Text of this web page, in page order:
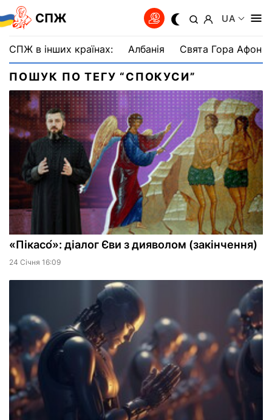
СПЖ UA
СПЖ в інших країнах: Албанія Свята Гора Афон
ПОШУК ПО ТЕГУ “СПОКУСИ”
«Пікасо́»: діалог Єви з дияволом (закінчення)
24 Сiчня 16:09